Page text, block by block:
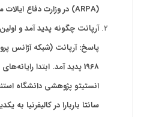
(ARPA)
در وزارت دفاع
آرپانت چگونه پدید آمد و
پاسخ: آرپانت (شبکه آژانس
1968 پدید آمد. ابتدا
انستیتو پژوهشی دانشگاه
سانتا باربارا در کالیفرنیا